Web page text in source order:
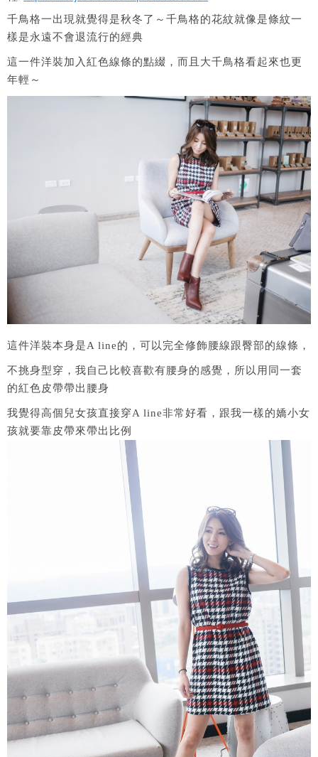
千鳥格一出現就覺得是秋冬了～千鳥格的花紋就像是條紋一
樣是永遠不會退流行的經典
這一件洋裝加入紅色線條的點綴，而且大千鳥格看起來也更
年輕～
這件洋裝本身是A line的，可以完全修飾腰線跟臀部的線條，
不挑身型穿，我自己比較喜歡有腰身的感覺，所以用同一套
的紅色皮帶帶出腰身
我覺得高個兒女孩直接穿A line非常好看，跟我一樣的嬌小女
孩就要靠皮帶來帶出比例